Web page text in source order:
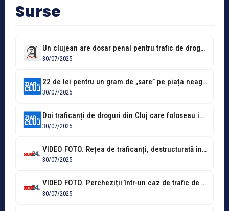
Surse
Un clujean are dosar penal pentru trafic de droguri după ce a...
30/07/2025
22 de lei pentru un gram de „sare” pe piața neagră din...
30/07/2025
Doi traficanți de droguri din Cluj care foloseau intermediari pentru a plasa...
30/07/2025
VIDEO FOTO. Rețea de traficanți, destructurată în Cluj-Napoca și Florești. Peste 4...
30/07/2025
VIDEO FOTO. Percheziții într-un caz de trafic de droguri, în Cluj. O...
30/07/2025